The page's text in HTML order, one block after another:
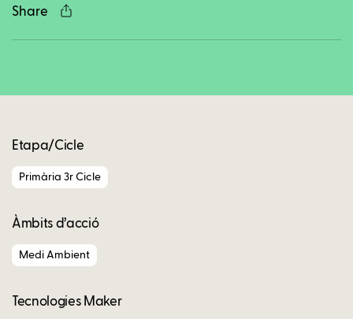
Share
Etapa/Cicle
Primària 3r Cicle
Àmbits d’acció
Medi Ambient
Tecnologies Maker